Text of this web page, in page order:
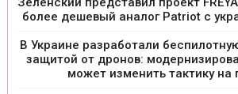
более дешевый аналог Patriot с
В Украине разработали
защитой от дронов:
может изменить тактику на